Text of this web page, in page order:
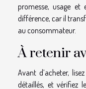
promesse, usage
différence, car il
au consommateur.
À retenir
Avant d’acheter,
détaillés, et vérifiez